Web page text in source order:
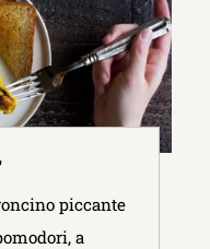
piccante
a